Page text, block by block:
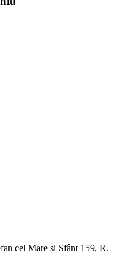
cel Mare și Sfânt 159, R.